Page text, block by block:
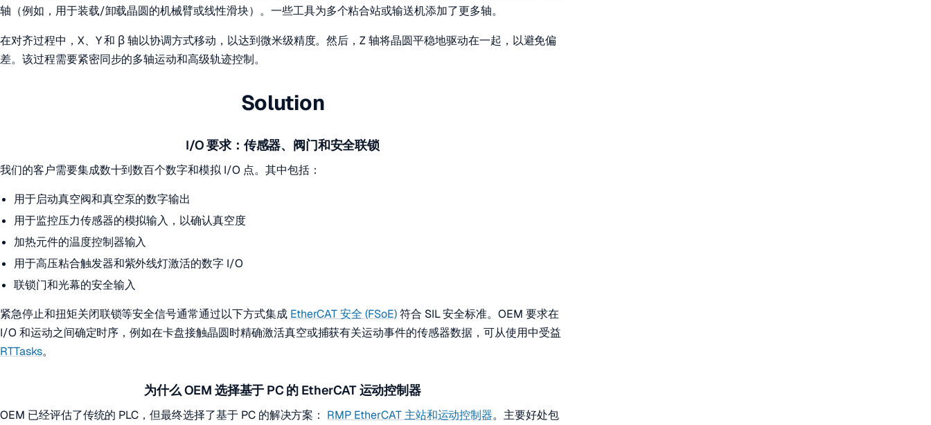
轴（例如，用于装载/卸载晶圆的机械臂或线性滑块）。一些工具为多个粘合站或输送机添加了更多轴。
在对齐过程中，X、Y 和 β 轴以协调方式移动，以达到微米级精度。然后，Z 轴将晶圆平稳地驱动在一起，以避免偏
差。该过程需要紧密同步的多轴运动和高级轨迹控制。
Solution
I/O 要求：传感器、阀门和安全联锁
我们的客户需要集成数十到数百个数字和模拟 I/O 点。其中包括：
用于启动真空阀和真空泵的数字输出
用于监控压力传感器的模拟输入，以确认真空度
加热元件的温度控制器输入
用于高压粘合触发器和紫外线灯激活的数字 I/O
联锁门和光幕的安全输入
紧急停止和扭矩关闭联锁等安全信号通常通过以下方式集成 EtherCAT 安全 (FSoE)符合 SIL 安全标准。OEM 要求在
I/O 和运动之间确定时序，例如在卡盘接触晶圆时精确激活真空或捕获有关运动事件的传感器数据，可从使用中受益
RTTasks。
为什么 OEM 选择基于 PC 的 EtherCAT 运动控制器
OEM 已经评估了传统的 PLC，但最终选择了基于 PC 的解决方案： RMP EtherCAT 主站和运动控制器。主要好处包